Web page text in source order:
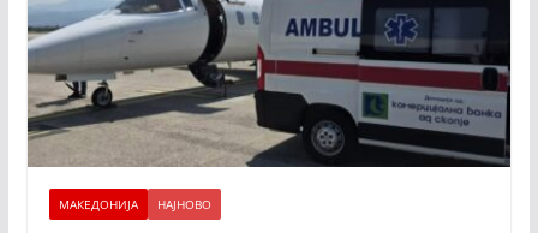
МАКЕДОНИЈА НАЈНОВО